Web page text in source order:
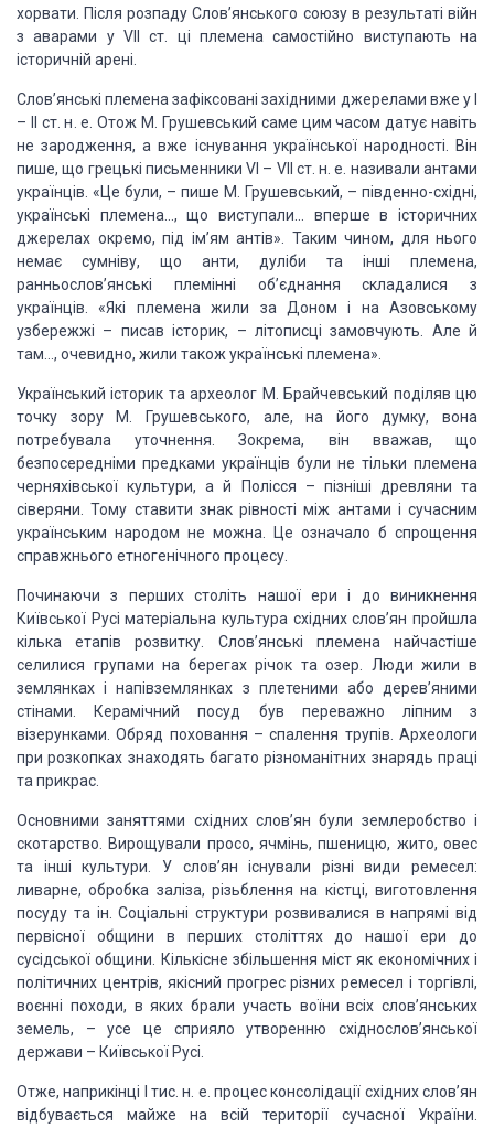
хорвати. Після розпаду Слов’янського союзу в результаті війн
з аварами уV ІІ ст. ці племена самостійно виступають на
історичній арені
Слов’янські племена зафіксовані західними джерелами вже у І
– ІІ ст. н. е. Отож М. Грушевський саме цим часом датує навіть
не зародження, а вже існування української народності. Він
пише, що грецькі письменникиV І – VІІ ст. н. е. називали антами
українців. «Це були, – пише М.
Грушевський, – південно-східні,
українські племена…, що виступали… вперше в історичних
джерелах окремо, під ім’ям антів». Таким чином, для нього
немає сумніву, що анти, дуліби та інші племена,
ранньослов’янські племінні об’єднання складалися з
українців.
«Які племена жили за Доном і на Азовському
узбережжі – писав історик, – літописці замовчують. Але й
там…, очевидно, жили також українські племена»
Український історик та археолог М. Брайчевський поділяв цю
точку зору М. Грушевського, але, на його думку, вона
потребувала уточнення. Зокрема, він вважав, що
безпосередніми предками українців були не тільки племена
черняхівської культури, а й Полісся – пізніші древляни та
сіверяни. Тому ставити знак рівності між антами і сучасним
українським народом не можна. Це означало б спрощення
справжнього етногенічного процесу
Починаючи з першихстоліть нашої ери і до виникнення
Київської Русі матеріальна культура східних слов’ян пройшла
кілька етапів розвитку. Слов’янські племена найчастіше
селилися групами на берегах річок та озер. Люди жили в
землянках і напівземлянках з плетеними або дерев’яними
стінами. Керамічний посуд був переважно ліпним з
візерунками. Обряд поховання – спалення трупів. Археологи
при розкопках знаходять багато різноманітних знарядь праці
та прикрас.
Основними заняттями східних слов’ян були землеробство і
скотарство. Вирощували просо, ячмінь, пшеницю, жито, овес
та інші культури. У слов’ян існували різні види ремесел:
ливарне, обробка заліза, різьблення на кістці, виготовлення
посуду та ін. Соціальні структури розвивалися в напрямі від
первісної общини в перших століттяхдо нашої ери до
сусідської общини. Кількісне збільшення міст як економічних і
політичних центрів, якісний прогрес різних ремесел і торгівлі,
воєнні походи, в яких брали участь воїни всіх слов’янських
земель, – усе це сприяло утворенню східнослов’янської
держави – Київської Русі.
Отже, наприкінці І тис. н. е. процес консолідації східних слов’ян
відбувається майже на всій території сучасної України.